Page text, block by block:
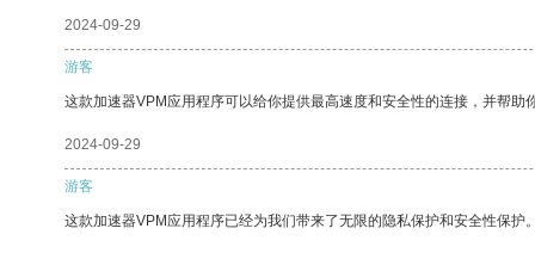
2024-09-29
游客
这款加速器VPM应用程序可以给你提供最高速度和安全性的连接，并帮助
2024-09-29
游客
这款加速器VPM应用程序已经为我们带来了无限的隐私保护和安全性保护。